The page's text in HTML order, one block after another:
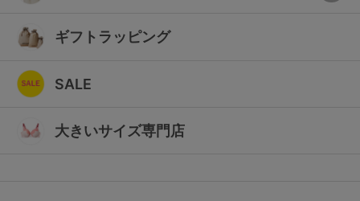
ギフトラッピング
SALE
大きいサイズ専門店